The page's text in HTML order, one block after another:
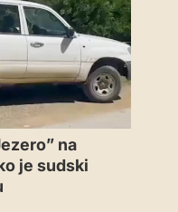
na
je sudski